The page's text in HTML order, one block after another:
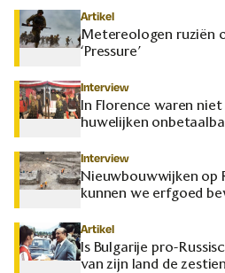
Artikel
Metereologen ruziën
‘Pressure’
Interview
In Florence waren
huwelijken
Interview
Nieuwbouwwijken op
kunnen we erfgoed
Artikel
Is Bulgarije pro-
van zijn land de